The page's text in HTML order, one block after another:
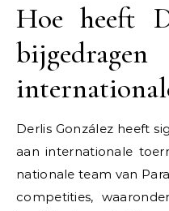
Hoe heeft
Derlis González heeft
aan internationale
nationale team van
competities,